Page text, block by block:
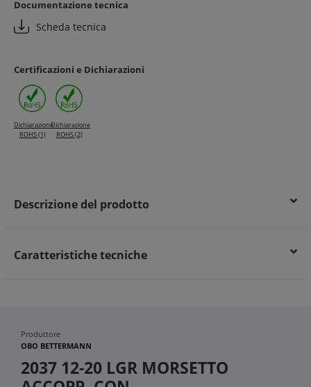
Vantaggi per il cliente finale:
Installazione ordinata e sicura di cavi e tubi
Maggiore durata e affidabilità dell’impianto elettrico
Documentazione tecnica
Scheda tecnica
Certificazioni e Dichiarazioni
Dichiarazione
ROHS (1)
Dichiarazione
ROHS (2)
Descrizione del prodotto
Caratteristiche tecniche
Produttore
OBO BETTERMANN
2037 12-20 LGR MORSETTO